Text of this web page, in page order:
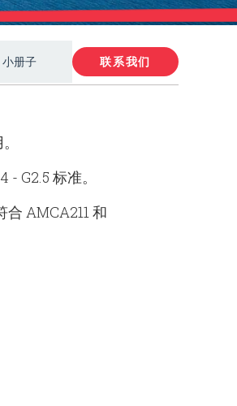
小册子 联系我们
G2.5 标准。
AMCA211 和